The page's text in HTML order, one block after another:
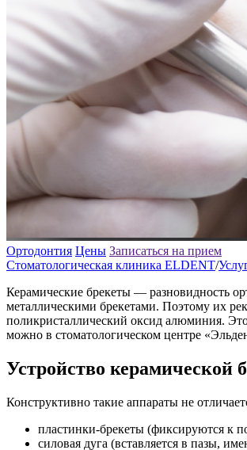
Ортодонтия Цены Записаться на прием
Стоматологическая клиника ELDENT/
Керамические брекеты — разновидность
металлическими брекетами. Поэтому их
поликристаллический оксид алюминия.
можно в стоматологическом центре
Устройство керамической
Конструктивно такие аппараты не
пластинки-брекеты (фиксируются к
силовая дуга (вставляется в пазы,